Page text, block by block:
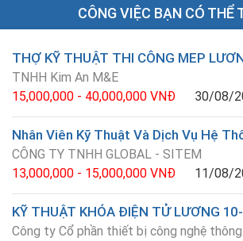
Tham gia công tác quản lý kỹ thuật và nâng
phòng thí nghiệm.
Tham gia, hỗ trợ các khóa đào tạo về hiệu
phương tiện đo, chuẩn đo lường.
Quản lý các chuẩn đo lường trong phòng thí
chuẩn, bảo quản, bảo dưỡng chuẩn đo lường
thống chất lượng của Viện theo ISO/IEC
CÔNG VIỆC BẠN CÓ THỂ
TNHH Kim An M&E
15,000,000 - 40,000,000 VNĐ
30/08/
CÔNG TY TNHH GLOBAL - SITEM
13,000,000 - 15,000,000 VNĐ
11/08/
KỸ THUẬT KHÓA ĐIỆN TỬ LƯƠNG
Công ty Cổ phần thiết bị công nghệ